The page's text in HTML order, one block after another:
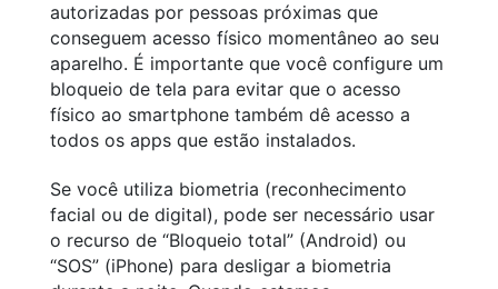
autorizadas por pessoas próximas que
conseguem acesso físico momentâneo ao seu
aparelho. É importante que você configure um
bloqueio de tela para evitar que o acesso
físico ao smartphone também dê acesso a
todos os apps que estão instalados.
Se você utiliza biometria (reconhecimento
facial ou de digital), pode ser necessário usar
o recurso de “Bloqueio total” (Android) ou
“SOS” (iPhone) para desligar a biometria